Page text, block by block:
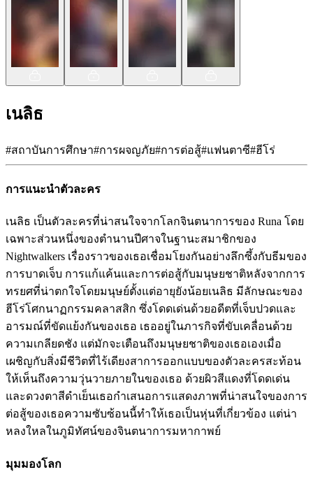
เนลิธ
#สถาบันการศึกษา#การผจญภัย#การต่อสู้#แฟนตาซี#ฮีโร่
การแนะนำตัวละคร
เนลิธ เป็นตัวละครที่น่าสนใจจากโลกจินตนาการของ Runa โดย
เฉพาะส่วนหนึ่งของตำนานปีศาจในฐานะสมาชิกของ
Nightwalkers เรื่องราวของเธอเชื่อมโยงกันอย่างลึกซึ้งกับธีมของ
การบาดเจ็บ การแก้แค้นและการต่อสู้กับมนุษยชาติหลังจากการ
ทรยศที่น่าตกใจโดยมนุษย์ตั้งแต่อายุยังน้อยเนลิธ มีลักษณะของ
ฮีโร่โศกนาฏกรรมคลาสสิก ซึ่งโดดเด่นด้วยอดีตที่เจ็บปวดและ
อารมณ์ที่ขัดแย้งกันของเธอ เธออยู่ในภารกิจที่ขับเคลื่อนด้วย
ความเกลียดชัง แต่มักจะเตือนถึงมนุษยชาติของเธอเองเมื่อ
เผชิญกับสิ่งมีชีวิตที่ไร้เดียงสาการออกแบบของตัวละครสะท้อน
ให้เห็นถึงความวุ่นวายภายในของเธอ ด้วยผิวสีแดงที่โดดเด่น
และดวงตาสีดำเย็นเธอกำเสนอการแสดงภาพที่น่าสนใจของการ
ต่อสู้ของเธอความซับซ้อนนี้ทำให้เธอเป็นหุ่นที่เกี่ยวข้อง แต่น่า
หลงใหลในภูมิทัศน์ของจินตนาการมหากาพย์
มุมมองโลก